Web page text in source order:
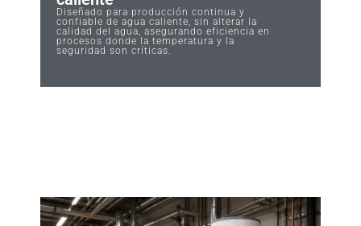
Diseñado para producción continua y
confiable de agua caliente, sin alterar la
calidad del agua, asegurando eficiencia en
procesos donde la temperatura y la
seguridad son críticas.